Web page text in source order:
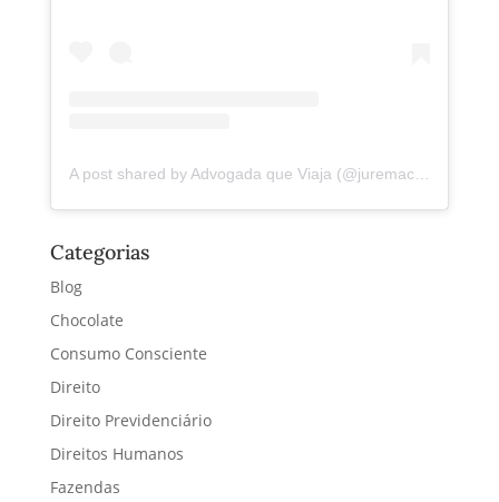
A post shared by Advogada que Viaja (@juremacintra)
Categorias
Blog
Chocolate
Consumo Consciente
Direito
Direito Previdenciário
Direitos Humanos
Fazendas